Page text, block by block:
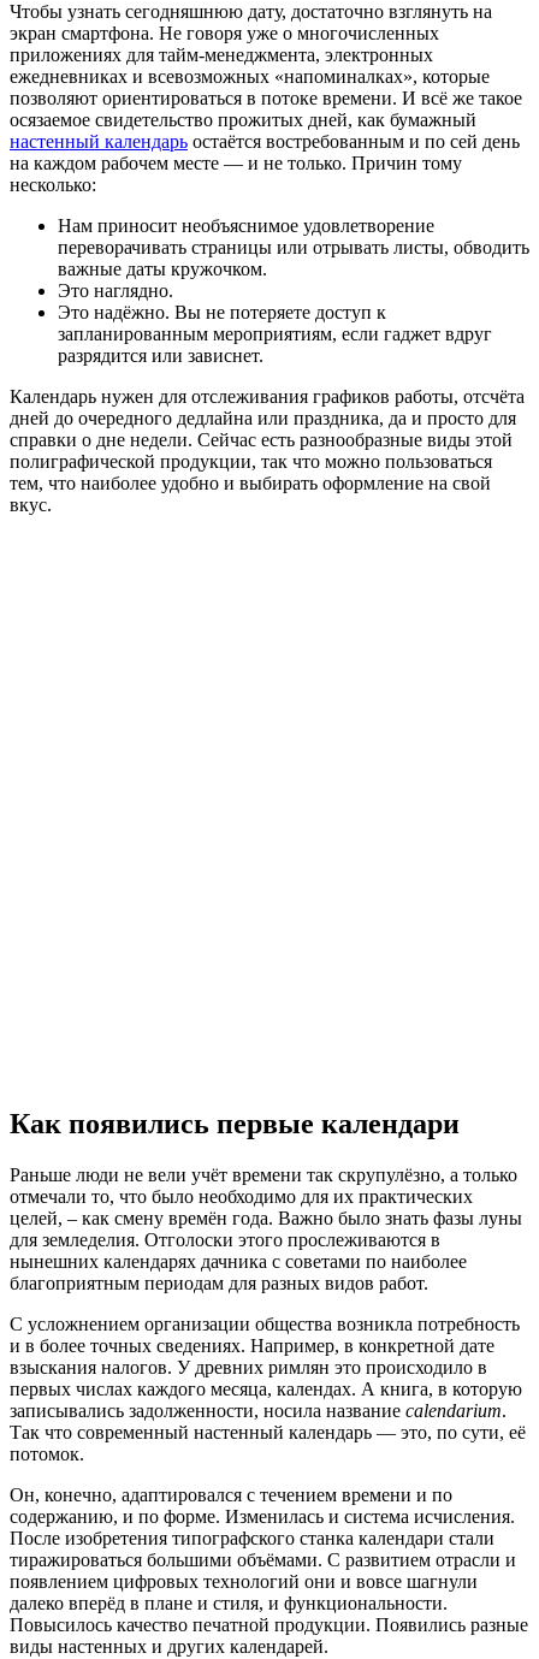
Чтобы узнать сегодняшнюю дату, достаточно взглянуть на
экран смартфона. Не говоря уже о многочисленных
приложениях для тайм-менеджмента, электронных
ежедневниках и всевозможных «напоминалках», которые
позволяют ориентироваться в потоке времени. И всё же такое
осязаемое свидетельство прожитых дней, как бумажный
настенный календарь остаётся востребованным и по сей день
на каждом рабочем месте ― и не только. Причин тому
несколько:
Нам приносит необъяснимое удовлетворение
переворачивать страницы или отрывать листы, обводить
важные даты кружочком.
Это наглядно.
Это надёжно. Вы не потеряете доступ к
запланированным мероприятиям, если гаджет вдруг
разрядится или зависнет.
Календарь нужен для отслеживания графиков работы, отсчёта
дней до очередного дедлайна или праздника, да и просто для
справки о дне недели. Сейчас есть разнообразные виды этой
полиграфической продукции, так что можно пользоваться
тем, что наиболее удобно и выбирать оформление на свой
вкус.
Как появились первые календари
Раньше люди не вели учёт времени так скрупулёзно, а только
отмечали то, что было необходимо для их практических
целей, – как смену времён года. Важно было знать фазы луны
для земледелия. Отголоски этого прослеживаются в
нынешних календарях дачника с советами по наиболее
благоприятным периодам для разных видов работ.
С усложнением организации общества возникла потребность
и в более точных сведениях. Например, в конкретной дате
взыскания налогов. У древних римлян это происходило в
первых числах каждого месяца, календах. А книга, в которую
записывались задолженности, носила название calendarium.
Так что современный настенный календарь ― это, по сути, её
потомок.
Он, конечно, адаптировался с течением времени и по
содержанию, и по форме. Изменилась и система исчисления.
После изобретения типографского станка календари стали
тиражироваться большими объёмами. С развитием отрасли и
появлением цифровых технологий они и вовсе шагнули
далеко вперёд в плане и стиля, и функциональности.
Повысилось качество печатной продукции. Появились разные
виды настенных и других календарей.